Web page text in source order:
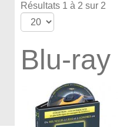
Résultats 1 à 2 sur 2
Blu-ray